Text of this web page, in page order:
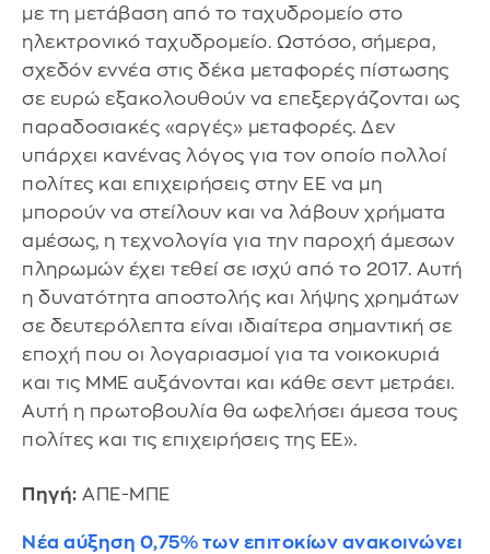
με τη μετάβαση από το ταχυδρομείο στο
ηλεκτρονικό ταχυδρομείο. Ωστόσο, σήμερα,
σχεδόν εννέα στις δέκα μεταφορές πίστωσης
σε ευρώ εξακολουθούν να επεξεργάζονται ως
παραδοσιακές «αργές» μεταφορές. Δεν
υπάρχει κανένας λόγος για τον οποίο πολλοί
πολίτες και επιχειρήσεις στην ΕΕ να μη
μπορούν να στείλουν και να λάβουν χρήματα
αμέσως, η τεχνολογία για την παροχή άμεσων
πληρωμών έχει τεθεί σε ισχύ από το 2017. Αυτή
η δυνατότητα αποστολής και λήψης χρημάτων
σε δευτερόλεπτα είναι ιδιαίτερα σημαντική σε
εποχή που οι λογαριασμοί για τα νοικοκυριά
και τις ΜΜΕ αυξάνονται και κάθε σεντ μετράει.
Αυτή η πρωτοβουλία θα ωφελήσει άμεσα τους
πολίτες και τις επιχειρήσεις της ΕΕ».
Πηγή: ΑΠΕ-ΜΠΕ
Νέα αύξηση 0,75% των επιτοκίων ανακοινώνει